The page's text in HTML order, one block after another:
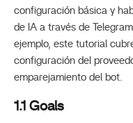
configuración básica y
de IA a través de
ejemplo, este tutorial
configuración del
emparejamiento del bot.
1.1 Goals